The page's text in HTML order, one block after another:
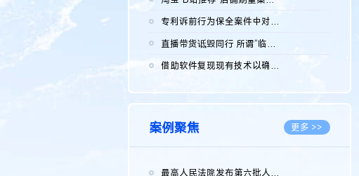
专利诉前行为保全案件中对仿制药申请人曾作出三类声明的考量及违...
直播带货诋毁同行 所谓“临场发挥”不免责
借助软件复现现有技术以确认相关参数特征是否被公开
案例聚焦 更多 >>
最高人民法院发布第六批人民法院种业知识产权司法保护典型案例 含...